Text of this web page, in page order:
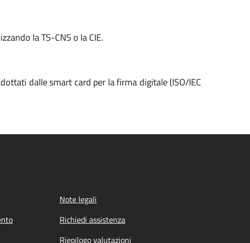
la TS-CNS o la CIE.
dalle smart card per la firma digitale (ISO/IEC
Note legali
Richiedi assistenza
Riepilogo valutazioni